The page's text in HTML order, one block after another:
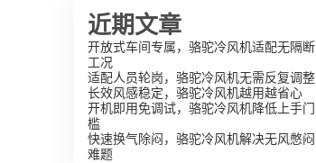
近期文章
开放式车间专属，骆驼冷风机适配无隔断
工况
适配人员轮岗，骆驼冷风机无需反复调整
长效风感稳定，骆驼冷风机越用越省心
开机即用免调试，骆驼冷风机降低上手门
槛
快速换气除闷，骆驼冷风机解决无风憋闷
难题